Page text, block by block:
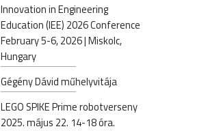
Innovation in Engineering
Education (IEE) 2026 Conference
February 5-6, 2026 | Miskolc,
Hungary
Gégény Dávid műhelyvitája
LEGO SPIKE Prime robotverseny
2025. május 22. 14-18 óra.